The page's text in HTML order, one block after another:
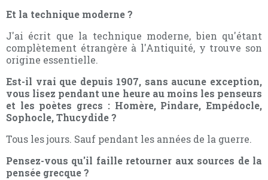
Et la technique moderne ?
J'ai écrit que la technique moderne, bien qu'étant
complètement étrangère à l'Antiquité, y trouve son
origine essentielle.
Est-il vrai que depuis 1907, sans aucune exception,
vous lisez pendant une heure au moins les penseurs
et les poètes grecs : Homère, Pindare, Empédocle,
Sophocle, Thucydide ?
Tous les jours. Sauf pendant les années de la guerre.
Pensez-vous qu'il faille retourner aux sources de la
pensée grecque ?